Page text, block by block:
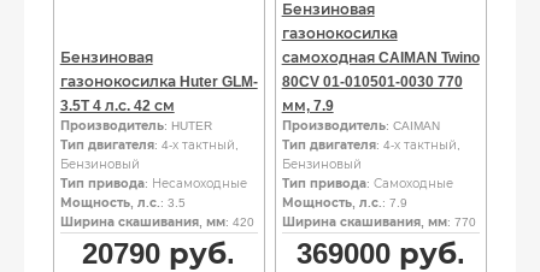
Бензиновая
газонокосилка Huter GLM-
3.5T 4 л.с. 42 см
Производитель: HUTER
Тип двигателя: 4-х тактный,
Бензиновый
Тип привода: Несамоходные
Мощность, л.с.: 3.5
Ширина скашивания, мм: 420
20790 руб.
Бензиновая
газонокосилка
самоходная CAIMAN Twino
80CV 01-010501-0030 770
мм, 7.9
Производитель: CAIMAN
Тип двигателя: 4-х тактный,
Бензиновый
Тип привода: Самоходные
Мощность, л.с.: 7.9
Ширина скашивания, мм: 770
369000руб.